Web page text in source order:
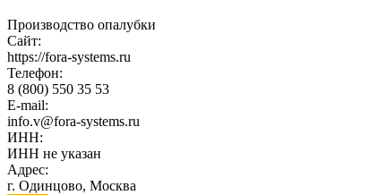
Производство опалубки
Сайт:
https://fora-systems.ru
Телефон:
8 (800) 550 35 53
E-mail:
info.v@fora-systems.ru
ИНН:
ИНН не указан
Адрес:
г. Одинцово, Москва